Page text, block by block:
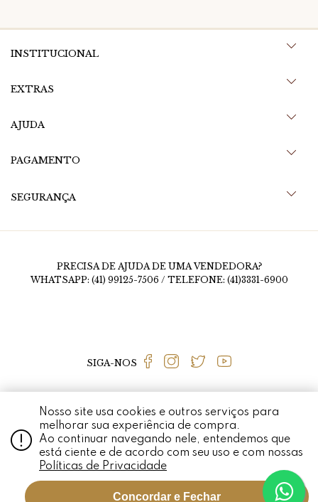
Nosso site usa cookies e outros serviços para
melhorar sua experiência de compra.
Ao continuar navegando nele, entendemos que
está ciente e de acordo com seu uso e com nossas
Políticas de Privacidade
Concordar e Fechar
INSTITUCIONAL
EXTRAS
AJUDA
PAGAMENTO
SEGURANÇA
PRECISA DE AJUDA DE UMA VENDEDORA?
WHATSAPP: (41) 99125-7506 / TELEFONE: (41)3331-6900
SIGA-NOS
MEDALHÃO PERSA © 2020 RUA FERNANDO SIMAS, 1456, MERCÊS - CURITIBA - PR
- CEP 80710-660 / CNPJ: 01.926.337/0001-97 TODO O CONTEÚDO DO SITE,
TODAS AS FOTOS, IMAGENS, LOGOTIPOS, MARCAS, DIZERES, SOM,
SOFTWARE, CONJUNTO IMAGEM, LAYOUT, AQUI VEICULADOS SÃO DE
PROPRIEDADE EXCLUSIVA DO MEDALHÃO PERSA. É VEDADA QUALQUER
REPRODUÇÃO, TOTAL OU PARCIAL, DE QUALQUER ELEMENTO DE IDENTIDADE,
SEM EXPRESSA AUTORIZAÇÃO. A VIOLAÇÃO DE QUALQUER DIREITO
MENCIONADO IMPLICARÁ NA RESPONSABILIZAÇÃO CÍVEL E CRIMINAL NOS
TERMOS DA LEI. MEDALHÃO PERSA O MELHOR LUGAR PARA COMPRAR JOIAS DE
OURO, ANEL DE OURO, BRINCO DE OURO, COLAR DE OURO E MUITO MAIS.